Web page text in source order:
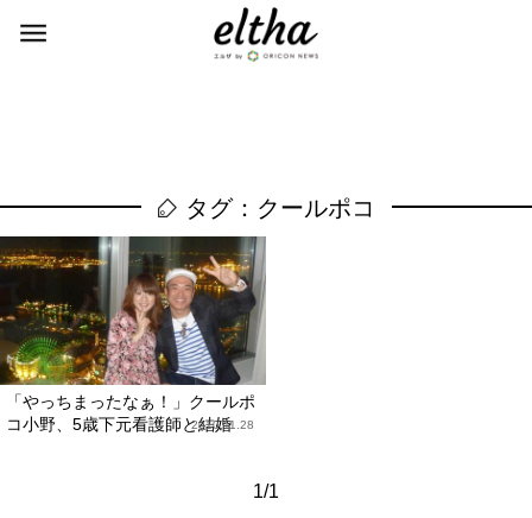
タグ：クールポコ
「やっちまったなぁ！」クールポ
コ小野、5歳下元看護師と結婚
2010.11.28
1/1